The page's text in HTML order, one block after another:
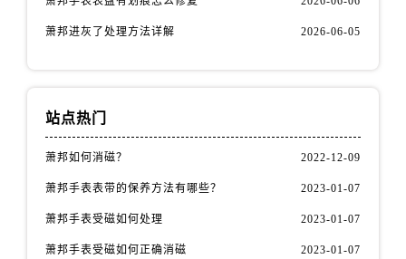
萧邦进灰了处理方法详解 2026-06-05
站点热门
萧邦如何消磁？ 2022-12-09
萧邦手表表带的保养方法有哪些？ 2023-01-07
萧邦手表受磁如何处理 2023-01-07
萧邦手表受磁如何正确消磁 2023-01-07